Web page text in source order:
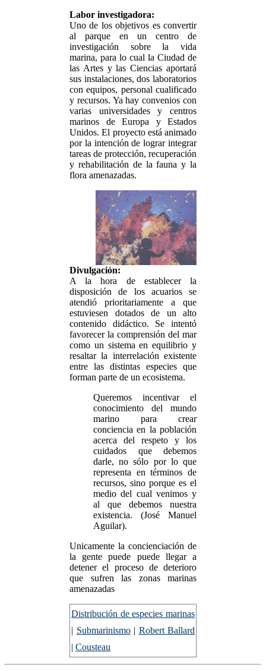
Labor investigadora:
Uno de los objetivos es convertir
al parque en un centro de
investigación sobre la vida
marina, para lo cual la Ciudad de
las Artes y las Ciencias aportará
sus instalaciones, dos laboratorios
con equipos, personal cualificado
y recursos. Ya hay convenios con
varias universidades y centros
marinos de Europa y Estados
Unidos. El proyecto está animado
por la intención de lograr integrar
tareas de protección, recuperación
y rehabilitación de la fauna y la
flora amenazadas.
Divulgación:
A la hora de establecer la
disposición de los acuarios se
atendió prioritariamente a que
estuviesen dotados de un alto
contenido didáctico. Se intentó
favorecer la comprensión del mar
como un sistema en equilibrio y
resaltar la interrelación existente
entre las distintas especies que
forman parte de un ecosistema.
Queremos incentivar el
conocimiento del mundo
marino para crear
conciencia en la población
acerca del respeto y los
cuidados que debemos
darle, no sólo por lo que
representa en términos de
recursos, sino porque es el
medio del cual venimos y
al que debemos nuestra
existencia. (José Manuel
Aguilar).
Unicamente la concienciación de
la gente puede puede llegar a
detener el proceso de deterioro
que sufren las zonas marinas
amenazadas
Distribución de especies marinas
| Submarinismo| Robert Ballard
| Cousteau